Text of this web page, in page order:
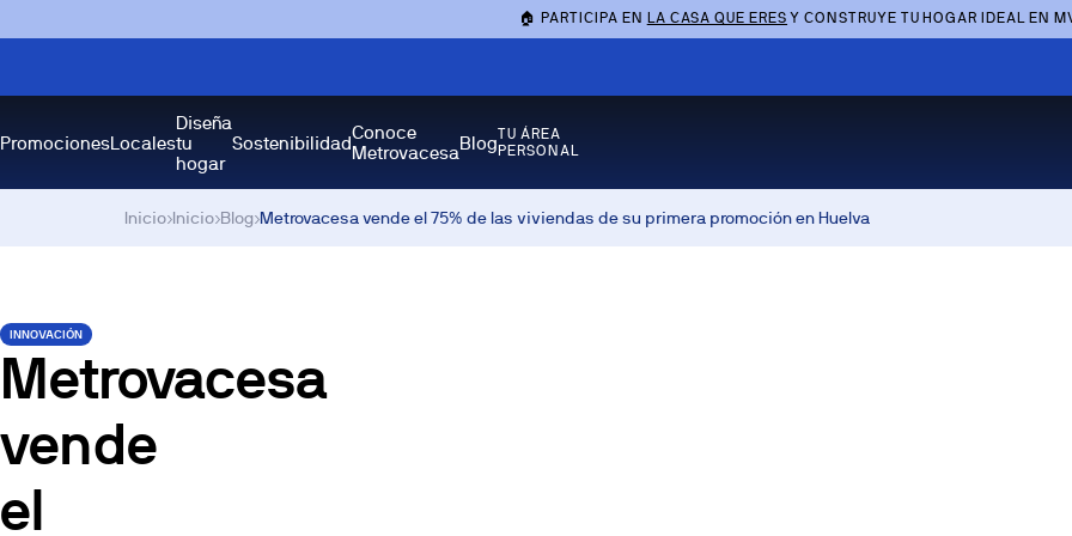
🏠 PARTICIPA EN LA CASA QUE ERES Y CONSTRUYE TU HOGAR IDEAL EN
PromocionesLocales
Diseña
tu
hogar
SostenibilidadConoce
MetrovacesaBlogTU ÁREA
PERSONAL
Inicio›Inicio›Blog›Metrovacesa vende el 75% de las viviendas de su primera promoción en Huelva
INNOVACIÓN
Metrovacesa
vende
el